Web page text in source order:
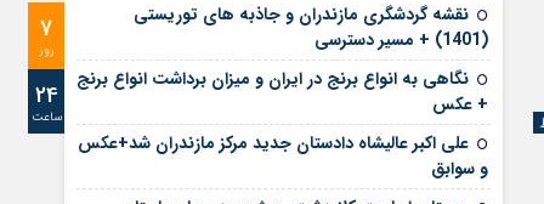
آپارات
رمز عبور
مرا به خاطر بسپار
7
روز
24
ساعت
نقشه گردشگری مازندران و جاذبه های توریستی
(1401) + مسیر دسترسی
نگاهی به انواع برنج در ایران و میزان برداشت انواع برنج
+ عکس
علی‌ اکبر عالیشاه دادستان جدید مرکز مازندران شد+عکس
و سوابق